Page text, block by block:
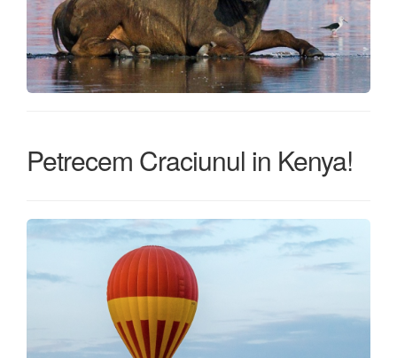
Petrecem Craciunul in Kenya!